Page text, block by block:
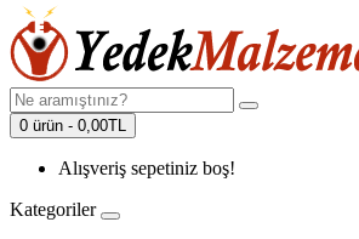
0 ürün - 0,00TL
Alışveriş sepetiniz boş!
Kategoriler